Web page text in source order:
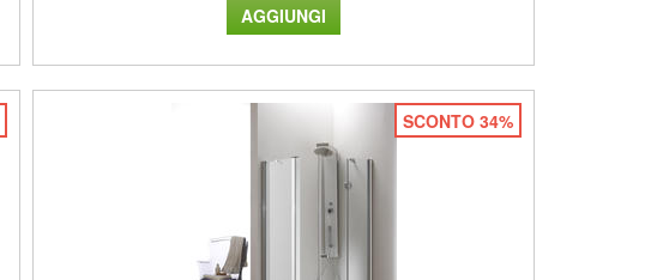
SCONTO 34%